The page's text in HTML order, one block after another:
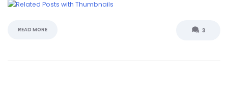
READ MORE 3